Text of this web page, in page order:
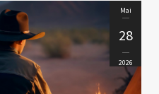
Mai
28
2026